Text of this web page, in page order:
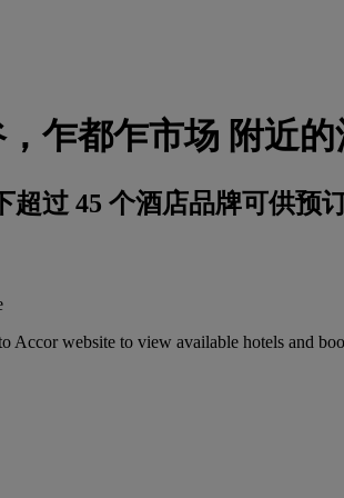
乍都乍市场 附近
超过 45 个酒店品牌可供预
Accor website to view available hotels and